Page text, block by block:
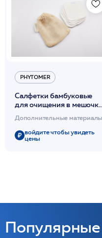
PHYTOMER
Салфетки бамбуковые
для очищения в мешочке
6шт /Phytomer
Дополнительные материалы
войдите чтобы увидеть
цены